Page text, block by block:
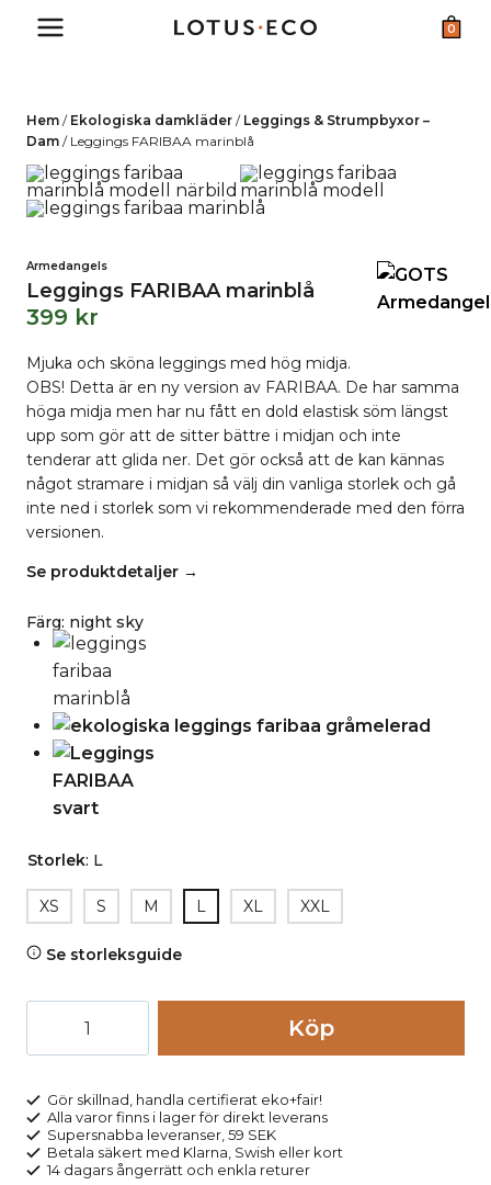
0
Hem / Ekologiska damkläder / Leggings & Strumpbyxor –
Dam / Leggings FARIBAA marinblå
Armedangels
Leggings FARIBAA marinblå
399 kr
Mjuka och sköna leggings med hög midja.
OBS! Detta är en ny version av FARIBAA. De har samma
höga midja men har nu fått en dold elastisk söm längst
upp som gör att de sitter bättre i midjan och inte
tenderar att glida ner. Det gör också att de kan kännas
något stramare i midjan så välj din vanliga storlek och gå
inte ned i storlek som vi rekommenderade med den förra
versionen.
Se produktdetaljer →
Färg: night sky
Storlek: L
XS S M L XL XXL
Se storleksguide
FARIBAA
mängd
Köp
Gör skillnad, handla certifierat eko+fair!
Alla varor finns i lager för direkt leverans
Supersnabba leveranser, 59 SEK
Betala säkert med Klarna, Swish eller kort
14 dagars ångerrätt och enkla returer